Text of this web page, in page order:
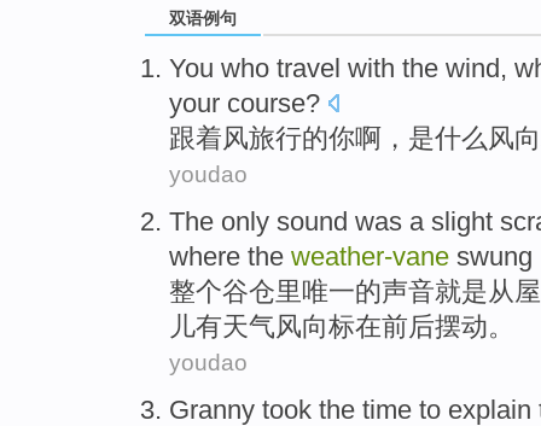
双语例句
You who travel with the wind,
your course?
跟着风旅行的你啊， 是什么风
youdao
The only sound was a slight
where the weather-vane swung
整个谷仓里唯一的声音就是 从
儿有天气风向标在前后摆动。
youdao
Granny took the time to explain